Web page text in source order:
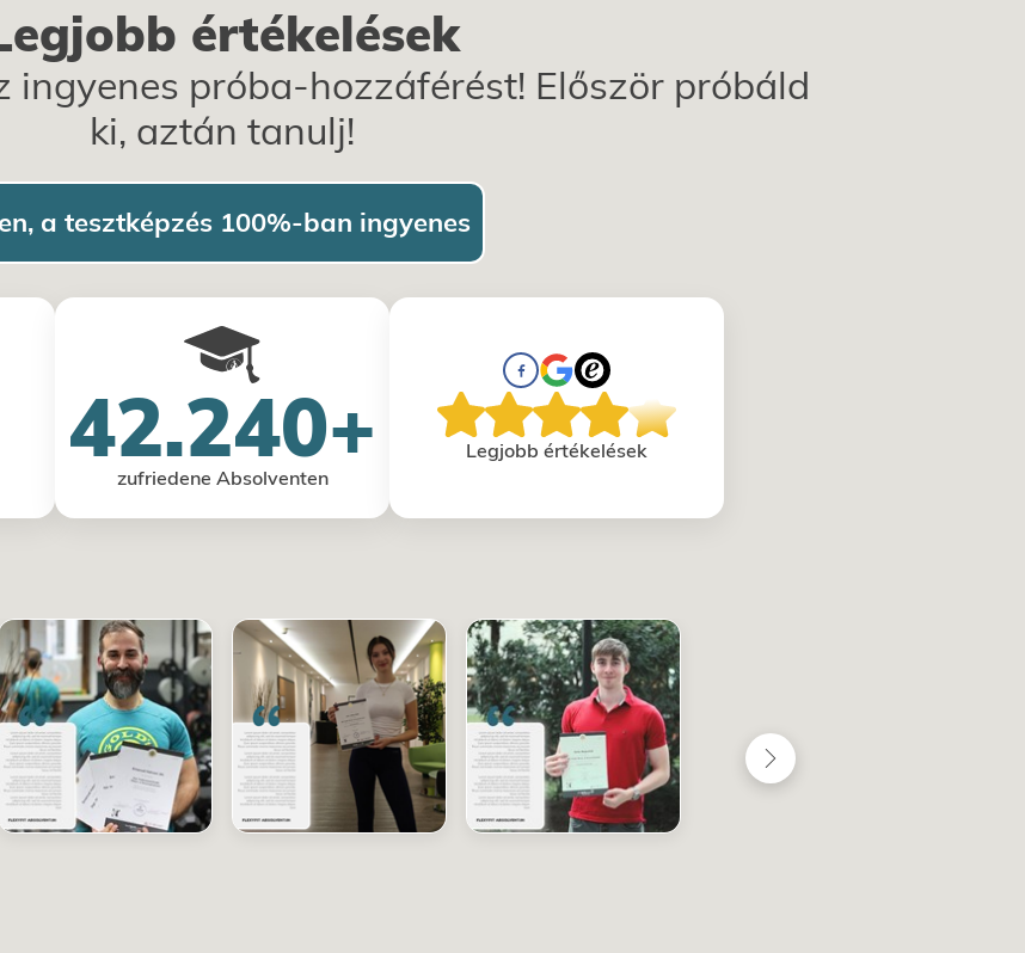
értékelések
ingyenes próba-hozzáférést! Először próbáld
ki, aztán tanulj!
a tesztképzés 100%-ban ingyenes
42.240+
zufriedene Absolventen
Legjobb értékelések